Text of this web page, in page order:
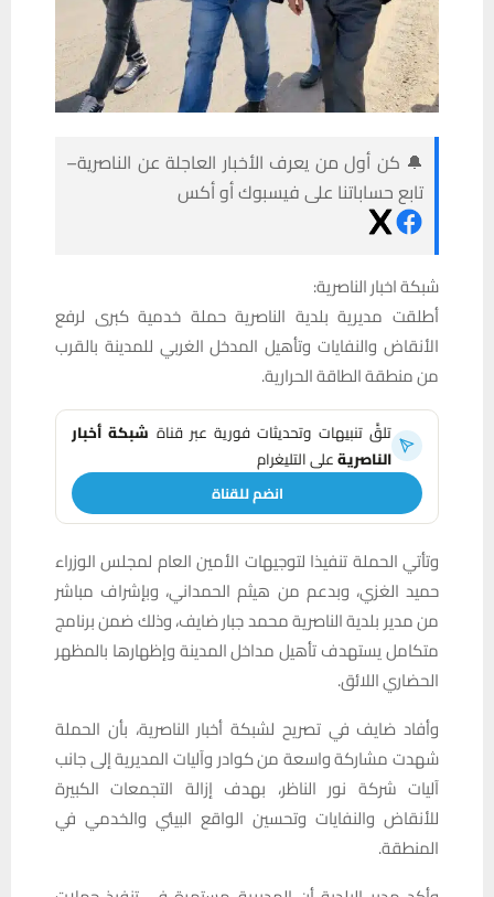
🔔 كن أول من يعرف الأخبار العاجلة عن الناصرية–
تابع حساباتنا على فيسبوك أو أكس
شبكة اخبار الناصرية:
أطلقت مديرية بلدية الناصرية حملة خدمية كبرى لرفع
الأنقاض والنفايات وتأهيل المدخل الغربي للمدينة بالقرب
من منطقة الطاقة الحرارية.
تلقَّ تنبيهات وتحديثات فورية عبر قناة شبكة أخبار
الناصريةعلى التليغرام
انضم للقناة
وتأتي الحملة تنفيذا لتوجيهات الأمين العام لمجلس الوزراء
حميد الغزي، وبدعم من هيثم الحمداني، وبإشراف مباشر
من مدير بلدية الناصرية محمد جبار ضايف، وذلك ضمن برنامج
متكامل يستهدف تأهيل مداخل المدينة وإظهارها بالمظهر
الحضاري اللائق.
وأفاد ضايف في تصريح لشبكة أخبار الناصرية، بأن الحملة
شهدت مشاركة واسعة من كوادر وآليات المديرية إلى جانب
آليات شركة نور الناظر، بهدف إزالة التجمعات الكبيرة
للأنقاض والنفايات وتحسين الواقع البيئي والخدمي في
المنطقة.